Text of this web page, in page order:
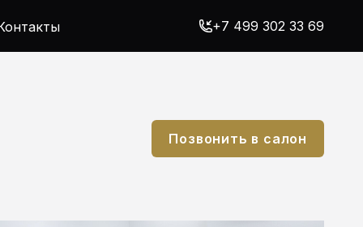
+7 499 302 33 69
Позвонить в салон